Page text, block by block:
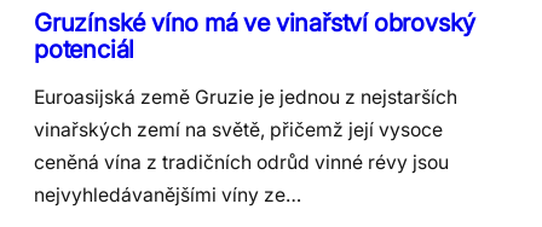
Gruzínské víno má ve vinařství obrovský
potenciál
Euroasijská země Gruzie je jednou z nejstarších
vinařských zemí na světě, přičemž její vysoce
ceněná vína z tradičních odrůd vinné révy jsou
nejvyhledávanějšími víny ze…